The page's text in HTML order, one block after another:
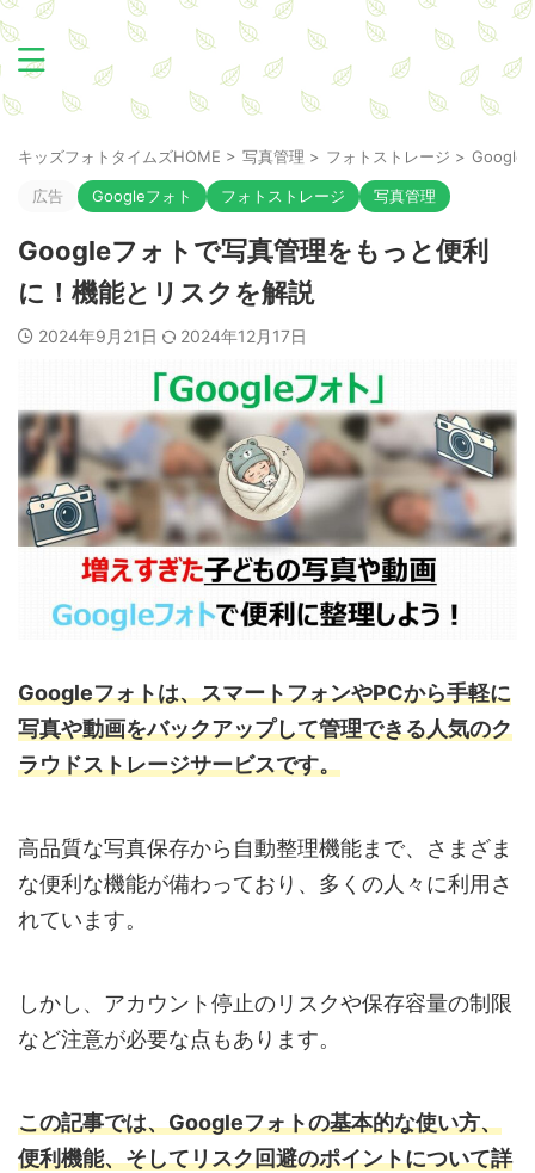
キッズフォトタイムズHOME > 写真管理 > フォトストレージ > Google
広告 Googleフォト フォトストレージ 写真管理
Googleフォトで写真管理をもっと便利
に！機能とリスクを解説
2024年9月21日 2024年12月17日
Googleフォトは、スマートフォンやPCから手軽に
写真や動画をバックアップして管理できる人気のク
ラウドストレージサービスです。
高品質な写真保存から自動整理機能まで、さまざま
な便利な機能が備わっており、多くの人々に利用さ
れています。
しかし、アカウント停止のリスクや保存容量の制限
など注意が必要な点もあります。
この記事では、Googleフォトの基本的な使い方、
便利機能、そしてリスク回避のポイントについて詳